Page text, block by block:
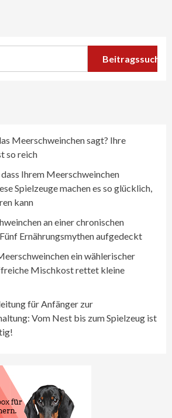
Beitragssuche
Meerschweinchen sagt? Ihre
so reich
dass Ihrem Meerschweinchen
Spielzeuge machen es so glücklich,
kann
an einer chronischen
Ernährungsmythen aufgedeckt
ein wählerischer
Mischkost rettet kleine
für Anfänger zur
Vom Nest bis zum Spielzeug ist